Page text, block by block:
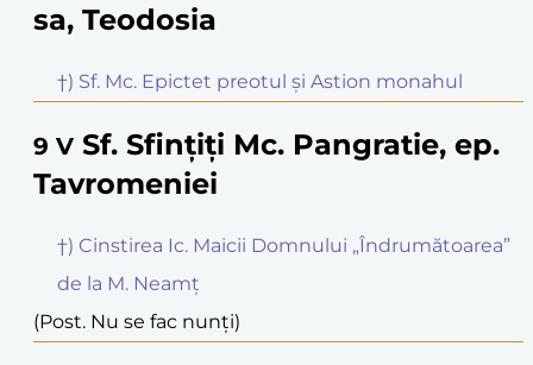
sa, Teodosia
†) Sf. Mc. Epictet preotul și Astion monahul
9 V Sf. Sfințiți Mc. Pangratie, ep.
Tavromeniei
†) Cinstirea Ic. Maicii Domnului „Îndrumătoarea”
de la M. Neamț
(Post. Nu se fac nunți)